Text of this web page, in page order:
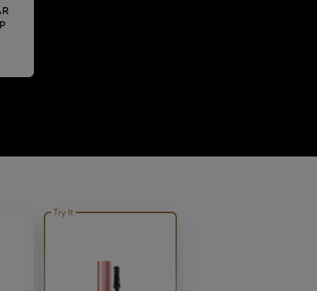
Try It